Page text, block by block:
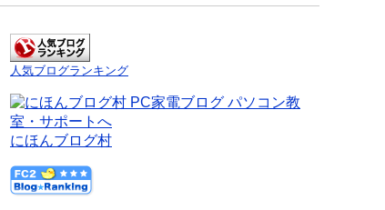
ブ
人気ブログランキング
にほんブログ村